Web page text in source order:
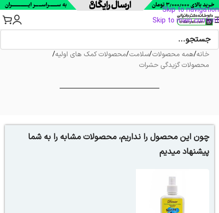
Skip to navigation
Skip to main content
خانه/همه محصولات/سلامت/محصولات کمک های اولیه/
محصولات گزیدگی حشرات
چون این محصول را نداریم، محصولات مشابه را به شما
پیشنهاد میدیم